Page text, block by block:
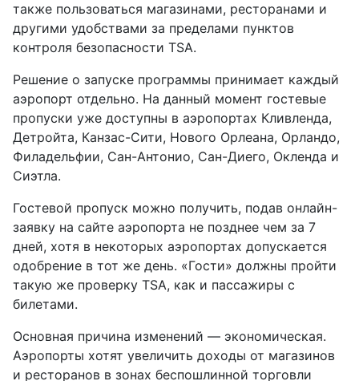
также пользоваться магазинами, ресторанами и
другими удобствами за пределами пунктов
контроля безопасности TSA.
Решение о запуске программы принимает каждый
аэропорт отдельно. На данный момент гостевые
пропуски уже доступны в аэропортах Кливленда,
Детройта, Канзас-Сити, Нового Орлеана, Орландо,
Филадельфии, Сан-Антонио, Сан-Диего, Окленда и
Сиэтла.
Гостевой пропуск можно получить, подав онлайн-
заявку на сайте аэропорта не позднее чем за 7
дней, хотя в некоторых аэропортах допускается
одобрение в тот же день. «Гости» должны пройти
такую же проверку TSA, как и пассажиры с
билетами.
Основная причина изменений — экономическая.
Аэропорты хотят увеличить доходы от магазинов
и ресторанов в зонах беспошлинной торговли